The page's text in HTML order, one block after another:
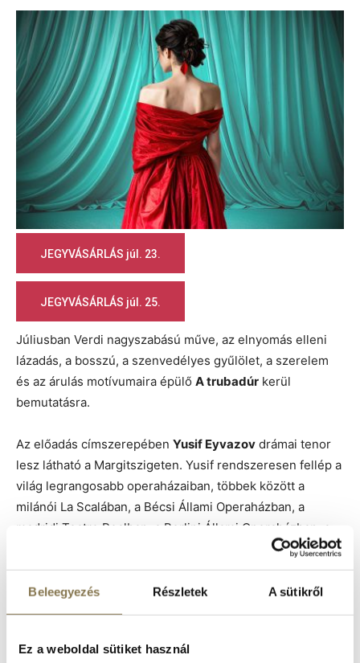
Beleegyezés Részletek A sütikről
Ez a weboldal sütiket használ
JEGYVÁSÁRLÁS júl. 23.
JEGYVÁSÁRLÁS júl. 25.
Júliusban Verdi nagyszabású műve, az elnyomás elleni
lázadás, a bosszú, a szenvedélyes gyűlölet, a szerelem
és az árulás motívumaira épülő A trubadúr kerül
bemutatásra.
Az előadás címszerepében Yusif Eyvazov drámai tenor
lesz látható a Margitszigeten. Yusif rendszeresen fellép a
világ legrangosabb operaházaiban, többek között a
milánói La Scalában, a Bécsi Állami Operaházban, a
madridi Teatro Realban, a Berlini Állami Operaházban, a
londoni Royal Opera House-ban, a Párizsi Nemzeti
Operában és a barcelonai Liceu Operában. A női
főszerepet a gyönyörű
Marina Rebeka
alakítja majd, aki
korunk egyik vezető szopránja, Azucenát
Amnerisként csodálhattunk meg. Luna grófot